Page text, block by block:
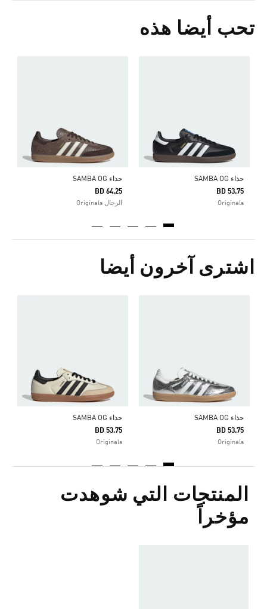
تحب أيضا هذه
حذاء SAMBA OG
BD 53.75
Originals
حذاء SAMBA OG
BD 64.25
الرجال Originals
اشترى آخرون أيضا
حذاء SAMBA OG
BD 53.75
Originals
حذاء SAMBA OG
BD 53.75
Originals
المنتجات التي شوهدت
مؤخراً